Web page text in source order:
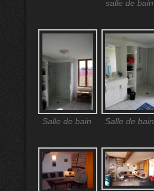
salle de bain
Salle de bain Salle de bain